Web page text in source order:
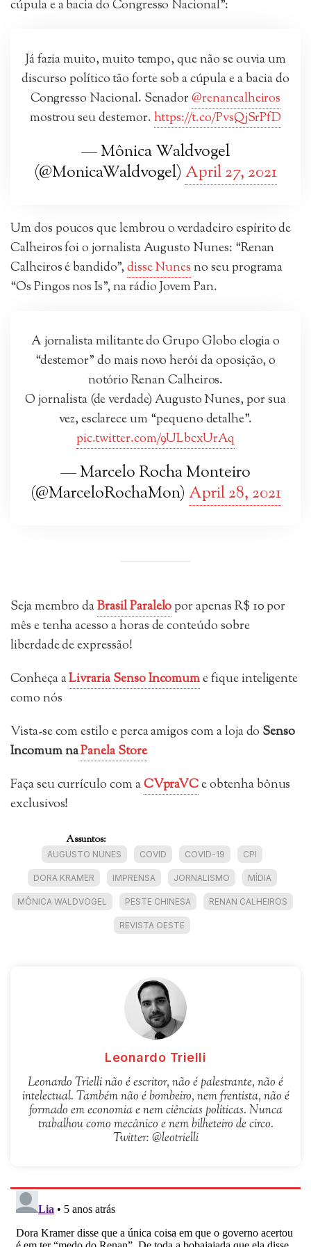
cúpula e a bacia do Congresso Nacional”:
Já fazia muito, muito tempo, que não se ouvia um
discurso político tão forte sob a cúpula e a bacia do
Congresso Nacional. Senador@renancalheiros
mostrou seu destemor.https://t.co/PvsQjSrPfD
— Mônica Waldvogel
(@MonicaWaldvogel) April 27, 2021
Um dos poucos que lembrou o verdadeiro espírito de
Calheiros foi o jornalista Augusto Nunes: “Renan
Calheiros é bandido”,disse Nunesno seu programa
“Os Pingos nos Is”, na rádio Jovem Pan.
A jornalista militante do Grupo Globo elogia o
“destemor” do mais novo herói da oposição, o
notório Renan Calheiros.
O jornalista (de verdade) Augusto Nunes, por sua
vez, esclarece um “pequeno detalhe”.
pic.twitter.com/9ULbcxUrAq
— Marcelo Rocha Monteiro
(@MarceloRochaMon) April 28, 2021
Seja membro daBrasil Paralelopor apenas R$ 10 por
mês e tenha acesso a horas de conteúdo sobre
liberdade de expressão!
Conheça aLivraria Senso Incomume fique inteligente
como nós
Vista-se com estilo e perca amigos com a loja do Senso
IncomumnaPanela Store
Faça seu currículo com aCVpraVCe obtenha bônus
exclusivos!
Assuntos:
AUGUSTO NUNES COVID COVID-19 CPI
DORA KRAMER IMPRENSA JORNALISMO MÍDIA
MÔNICA WALDVOGEL PESTE CHINESA RENAN CALHEIROS
REVISTA OESTE
Leonardo Trielli
Leonardo Trielli não é escritor, não é palestrante, não é
intelectual. Também não é bombeiro, nem frentista, não é
formado em economia e nem ciências políticas. Nunca
trabalhou como mecânico e nem bilheteiro de circo.
Twitter: @leotrielli